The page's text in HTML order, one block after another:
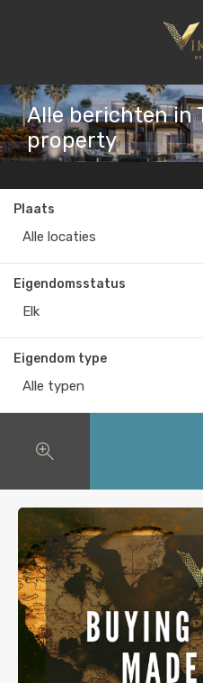
Alle berichten in
property
Plaats
Alle locaties
Eigendomsstatus
Elk
Eigendom type
Alle typen